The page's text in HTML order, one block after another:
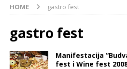
HOME gastro fest
gastro fest
Manifestacija
fest i Wine fest